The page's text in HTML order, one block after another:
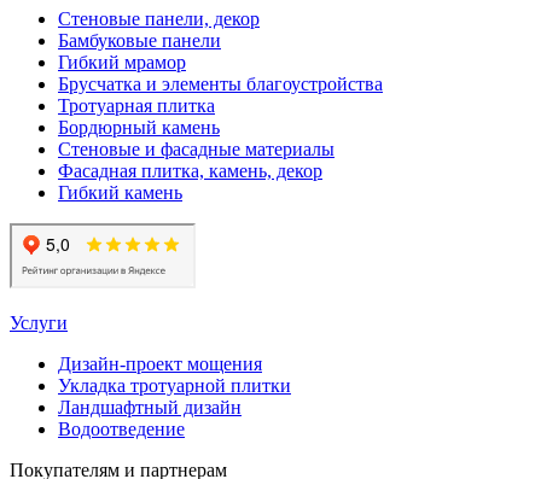
Стеновые панели, декор
Бамбуковые панели
Гибкий мрамор
Брусчатка и элементы благоустройства
Тротуарная плитка
Бордюрный камень
Стеновые и фасадные материалы
Фасадная плитка, камень, декор
Гибкий камень
Услуги
Дизайн-проект мощения
Укладка тротуарной плитки
Ландшафтный дизайн
Водоотведение
Покупателям и партнерам